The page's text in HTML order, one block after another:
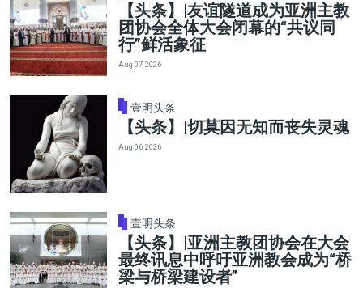
【头条】|友谊隧道成为亚洲主教
团协会全体大会闭幕的“共议同
行”鲜活象征
Aug 07, 2026
壹明头条
【头条】|切莫因无知而丧失灵魂
Aug 06, 2026
壹明头条
【头条】|亚洲主教团协会在大会
最终讯息中呼吁亚洲教会成为“桥
梁与桥梁建设者”